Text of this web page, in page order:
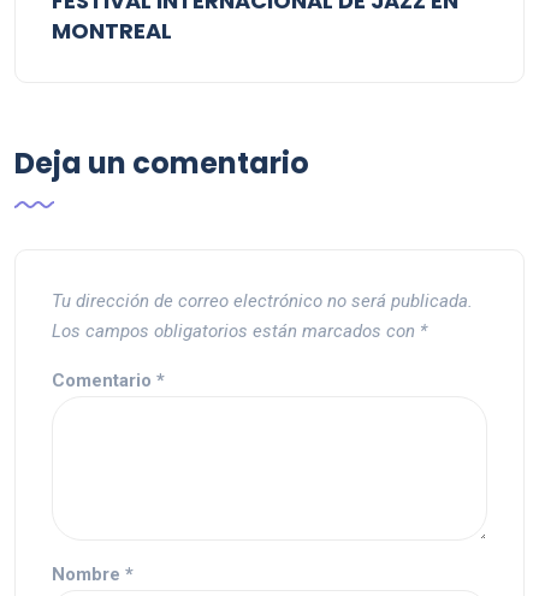
MONTREAL
Deja un comentario
Tu dirección de correo electrónico no será publicada.
Los campos obligatorios están marcados con *
Comentario *
Nombre *